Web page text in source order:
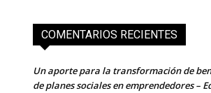
COMENTARIOS RECIENTES
Un aporte para la transformación de
de planes sociales en emprendedores –